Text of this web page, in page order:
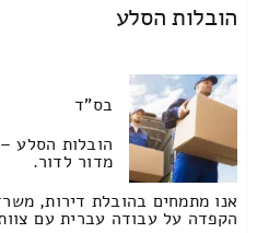
הובלות הסלע
בס"ד
הובלות הסלע
מדור לדור.
אנו מתמחים בהובלת דירות,
הקפדה על עבודה עברית עם